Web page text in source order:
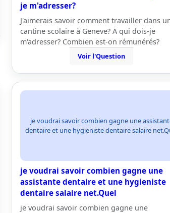
je m'adresser?
J'aimerais savoir comment travailler dans
cantine scolaire à Geneve? A qui dois-je
m'adresser? Combien est-on rémunérés?
Voir l'Question
je voudrai savoir combien gagne une
dentaire et une hygieniste dentaire salaire
je voudrai savoir combien gagne une
assistante dentaire et une hygieniste
dentaire salaire net.Quel
je voudrai savoir combien gagne une